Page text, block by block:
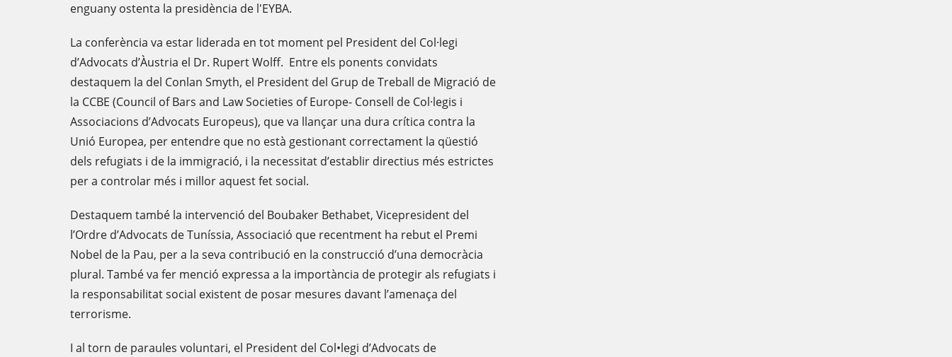
enguany ostenta la presidència de l'EYBA.
La conferència va estar liderada en tot moment pel President del Col·legi
d’Advocats d’Àustria el Dr. Rupert Wolff. Entre els ponents convidats
destaquem la del Conlan Smyth, el President del Grup de Treball de Migració de
la CCBE (Council of Bars and Law Societies of Europe- Consell de Col·legis i
Associacions d’Advocats Europeus), que va llançar una dura crítica contra la
Unió Europea, per entendre que no està gestionant correctament la qüestió
dels refugiats i de la immigració, i la necessitat d’establir directius més estrictes
per a controlar més i millor aquest fet social.
Destaquem també la intervenció del Boubaker Bethabet, Vicepresident del
l’Ordre d’Advocats de Tuníssia, Associació que recentment ha rebut el Premi
Nobel de la Pau, per a la seva contribució en la construcció d’una democràcia
plural. També va fer menció expressa a la importància de protegir als refugiats i
la responsabilitat social existent de posar mesures davant l’amenaça del
terrorisme.
I al torn de paraules voluntari, el President del Col•legi d’Advocats de